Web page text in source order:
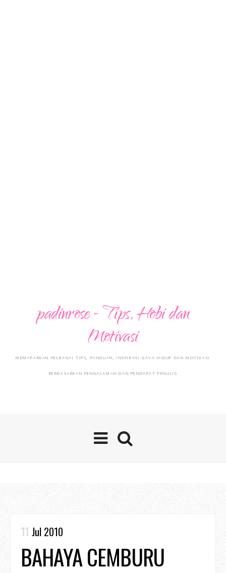
padinrose - Tips, Hobi dan
Motivasi
MEMAPARKAN PELBAGAI TIPS, PANDUAN, INSPIRASI GAYA HIDUP DAN MOTIVASI
BERDASARKAN PENGALAMAN DAN PENDAPAT PENULIS
11 Jul 2010
BAHAYA CEMBURU